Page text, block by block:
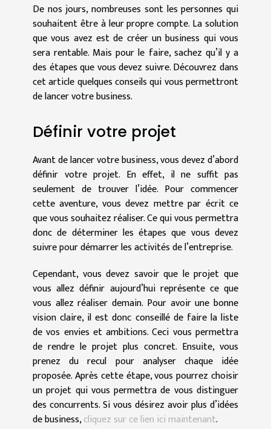
De nos jours, nombreuses sont les personnes qui
souhaitent être à leur propre compte. La solution
que vous avez est de créer un business qui vous
sera rentable. Mais pour le faire, sachez qu’il y a
des étapes que vous devez suivre. Découvrez dans
cet article quelques conseils qui vous permettront
de lancer votre business.
Définir votre projet
Avant de lancer votre business, vous devez d’abord
définir votre projet. En effet, il ne suffit pas
seulement de trouver l’idée. Pour commencer
cette aventure, vous devez mettre par écrit ce
que vous souhaitez réaliser. Ce qui vous permettra
donc de déterminer les étapes que vous devez
suivre pour démarrer les activités de l’entreprise.
Cependant, vous devez savoir que le projet que
vous allez définir aujourd’hui représente ce que
vous allez réaliser demain. Pour avoir une bonne
vision claire, il est donc conseillé de faire la liste
de vos envies et ambitions. Ceci vous permettra
de rendre le projet plus concret. Ensuite, vous
prenez du recul pour analyser chaque idée
proposée. Après cette étape, vous pourrez choisir
un projet qui vous permettra de vous distinguer
des concurrents. Si vous désirez avoir plus d’idées
de business,cliquez sur ce lien ici maintenant.